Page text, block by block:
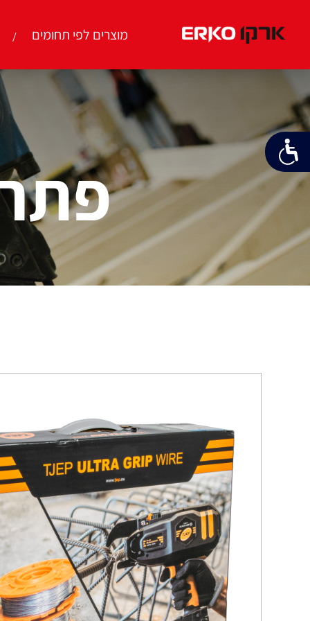
מוצרים לפי תחומים